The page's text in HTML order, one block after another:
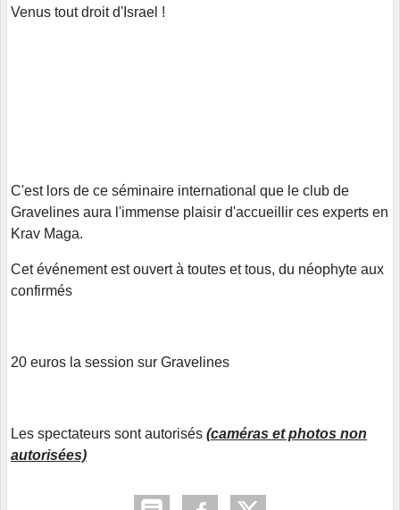
Venus tout droit d'Israel !
C'est lors de ce séminaire international que le club de
Gravelines aura l'immense plaisir d'accueillir ces experts en
Krav Maga.
Cet événement est ouvert à toutes et tous, du néophyte aux
confirmés
20 euros la session sur Gravelines
Les spectateurs sont autorisés (caméras et photos non
autorisées)